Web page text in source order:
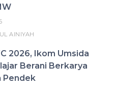
AINIYAH
2026, Ikom Umsida
Berani Berkarya
Pendek